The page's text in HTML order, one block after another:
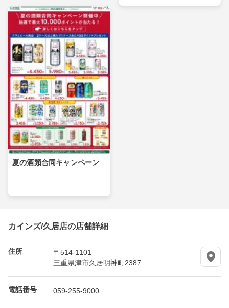
夏の酒類合同キャンペーン
カインズ/久居店の店舗詳細
住所
〒514-1101
三重県津市久居明神町2387
電話番号 059-255-9000